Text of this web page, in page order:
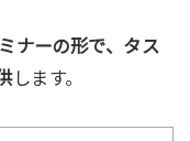
ナーの形で、タス
します。